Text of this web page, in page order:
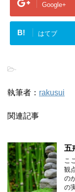
Google+
B! はてブ
-
執筆者： rakusui
関連記事
五
こ
観
の
の